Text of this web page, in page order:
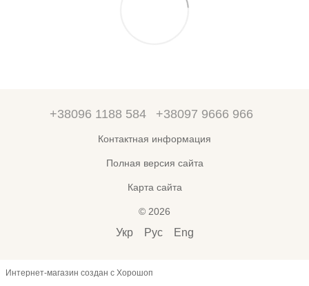
+38096 1188 584 +38097 9666 966
Контактная информация
Полная версия сайта
Карта сайта
© 2026
Укр Рус Eng
Интернет-магазин создан с Хорошоп